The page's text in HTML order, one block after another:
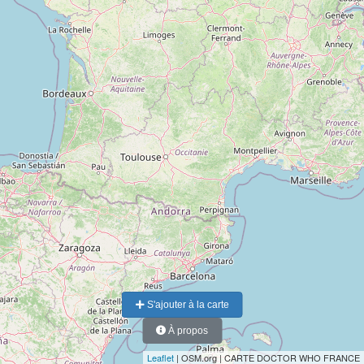
S'ajouter à la carte
À propos
Leaflet | OSM.org | CARTE DOCTOR WHO FRANCE